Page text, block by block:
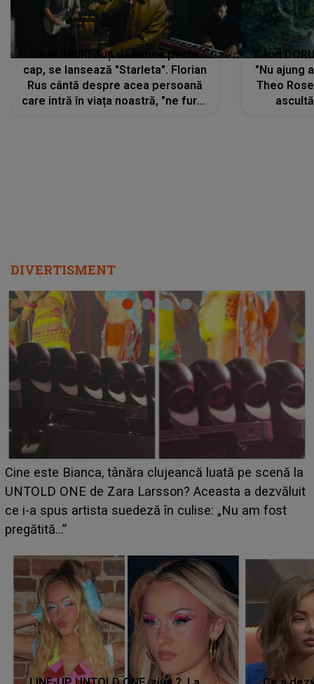
Când IUBIREA îți dă lumea peste
cap, se lansează "Starleta". Florian
Rus cântă despre acea persoană
care intră în viața noastră, "ne fură"
Când
"Nu ajung
Theo
DIVERTISMENT
HOROSCOP 11 august 2026. Marte intră în Rac și
aduce tensiuni uriașe pentru o zodie! Conflictele
izbucnesc din senin în jurul ei, iar o situație dificilă
scapă de sub control